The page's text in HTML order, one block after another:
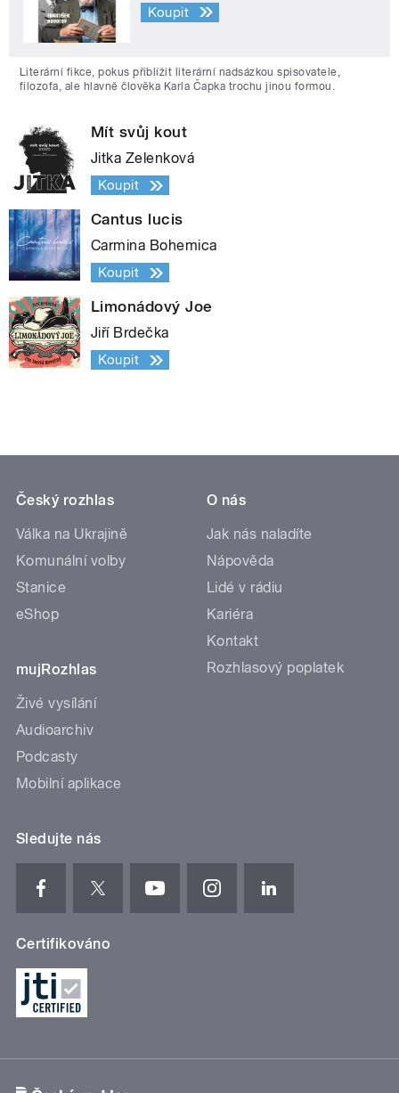
Koupit
Literární fikce, pokus přiblížit literární nadsázkou spisovatele,
filozofa, ale hlavně člověka Karla Čapka trochu jinou formou.
Mít svůj kout
Jitka Zelenková
Koupit
Cantus lucis
Carmina Bohemica
Koupit
Limonádový Joe
Jiří Brdečka
Koupit
Český rozhlas
Válka na Ukrajině
Komunální volby
Stanice
eShop
mujRozhlas
Živé vysílání
Audioarchiv
Podcasty
Mobilní aplikace
O nás
Jak nás naladíte
Nápověda
Lidé v rádiu
Kariéra
Kontakt
Rozhlasový poplatek
Sledujte nás
Certifikováno